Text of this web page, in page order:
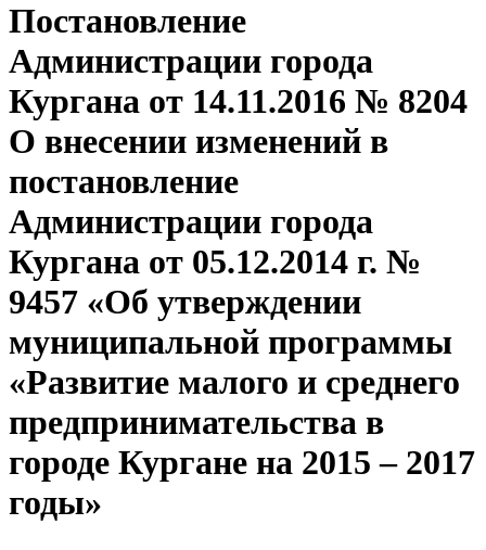
Постановление
Администрации города
Кургана от 14.11.2016 № 8204
О внесении изменений в
постановление
Администрации города
Кургана от 05.12.2014 г. №
9457 «Об утверждении
муниципальной программы
«Развитие малого и среднего
предпринимательства в
городе Кургане на 2015 – 2017
годы»